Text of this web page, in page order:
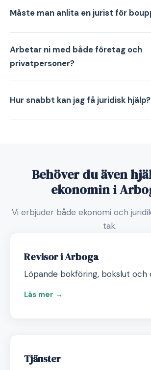
Måste man anlita en jurist för
Arbetar ni med både företag och
privatpersoner?
Hur snabbt kan jag få juridisk hjälp?
Behöver du även
ekonomin i
Vi erbjuder både ekonomi och
tak.
Revisor i Arboga
Löpande bokföring, bokslut och
Läs mer →
Tjänster